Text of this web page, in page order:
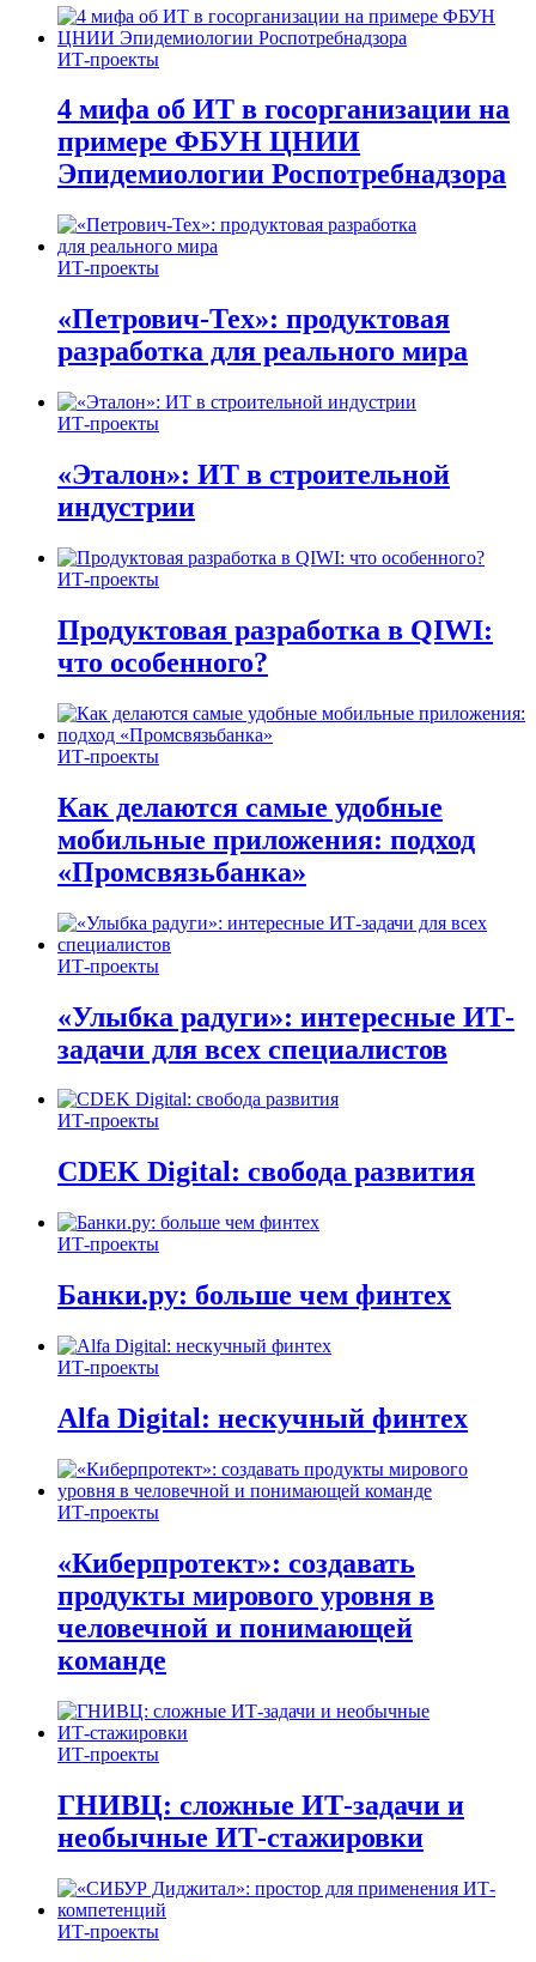
ИТ-проекты
4 мифа об ИТ в госорганизации на
примере ФБУН ЦНИИ
Эпидемиологии Роспотребнадзора
ИТ-проекты
«Петрович-Тех»: продуктовая
разработка для реального мира
ИТ-проекты
«Эталон»: ИТ в строительной
индустрии
ИТ-проекты
Продуктовая разработка в QIWI:
что особенного?
ИТ-проекты
Как делаются самые удобные
мобильные приложения: подход
«Промсвязьбанка»
ИТ-проекты
«Улыбка радуги»: интересные ИТ-
задачи для всех специалистов
ИТ-проекты
CDEK Digital: свобода развития
ИТ-проекты
Банки.ру: больше чем финтех
ИТ-проекты
Alfa Digital: нескучный финтех
ИТ-проекты
«Киберпротект»: создавать
продукты мирового уровня в
человечной и понимающей
команде
ИТ-проекты
ГНИВЦ: сложные ИТ‑задачи и
необычные ИТ‑стажировки
ИТ-проекты